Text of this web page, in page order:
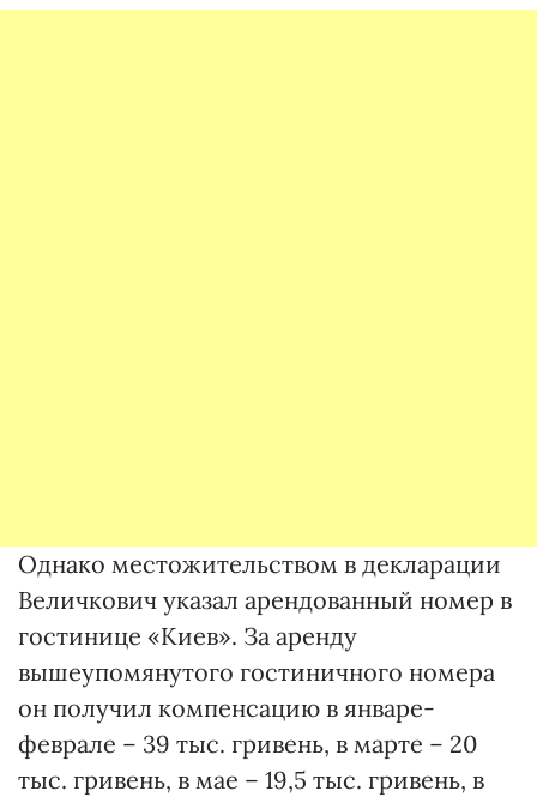
Однако местожительством в декларации
Величкович указал арендованный номер в
гостинице «Киев». За аренду
вышеупомянутого гостиничного номера
он получил компенсацию в январе-
феврале – 39 тыс. гривень, в марте – 20
тыс. гривень, в мае – 19,5 тыс. гривень, в